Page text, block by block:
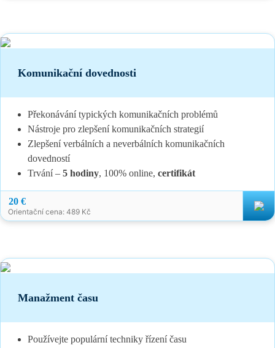
Komunikační dovednosti
Překonávání typických komunikačních problémů
Nástroje pro zlepšení komunikačních strategií
Zlepšení verbálních a neverbálních komunikačních
dovedností
Trvání – 5 hodiny, 100% online, certifikát
20 €
Orientační cena: 489 Kč
Manažment času
Používejte populární techniky řízení času